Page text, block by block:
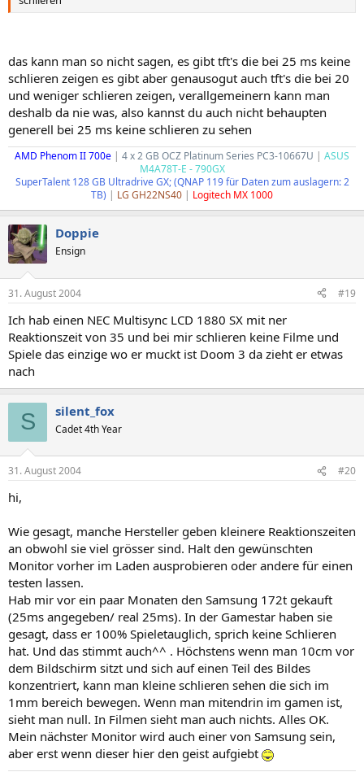
das kann man so nicht sagen, es gibt tft's die bei 25 ms keine
schlieren zeigen es gibt aber genausogut auch tft's die bei 20
und weniger schlieren zeigen, verallgemeinern kann man
deshalb da nie was, also kannst du auch nicht behaupten
generell bei 25 ms keine schlieren zu sehen
AMD Phenom II 700e | 4 x 2 GB OCZ Platinum Series PC3-10667U | ASUS
M4A78T-E - 790GX
SuperTalent 128 GB Ultradrive GX; (QNAP 119 für Daten zum auslagern: 2
TB) | LG GH22NS40 | Logitech MX 1000
Doppie
Ensign
31. August 2004 #19
Ich hab einen NEC Multisync LCD 1880 SX mit ner
Reaktionszeit von 35 und bei mir schlieren keine Filme und
Spiele das einzige wo er muckt ist Doom 3 da zieht er etwas
nach
S silent_fox
Cadet 4th Year
31. August 2004 #20
hi,
Wie gesagt, manche Hersteller geben kleinere Reaktionszeiten
an obwohl sie viel grösser sind. Halt den gewünschten
Monitor vorher im Laden ausprobieren oder andere für einen
testen lassen.
Hab mir vor ein paar Monaten den Samsung 172t gekauft
(25ms angegeben/ real 25ms). In der Gamestar haben sie
gesagt, dass er 100% Spieletauglich, sprich keine Schlieren
hat. Und das stimmt auch^^ . Höchstens wenn man 10cm vor
dem Bildschirm sitzt und sich auf einen Teil des Bildes
konzentriert, kann man kleine schlieren sehen die sich im
1mm bereich bewegen. Wenn man mitendrin im gamen ist,
sieht man null. In Filmen sieht man auch nichts. Alles OK.
Mein nächster Monitor wird auch einer von Samsung sein,
aber erst wenn dieser hier den geist aufgiebt